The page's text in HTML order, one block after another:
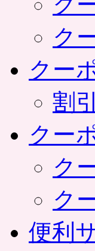
ク
クー
割
クー
ク
ク
便利